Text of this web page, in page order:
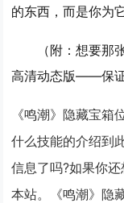
的东西，而是你为
（附：想要那
高清动态版——保证
《鸣潮》隐藏宝
什么技能的介绍到
信息了吗?如果你
本站。《鸣潮》隐